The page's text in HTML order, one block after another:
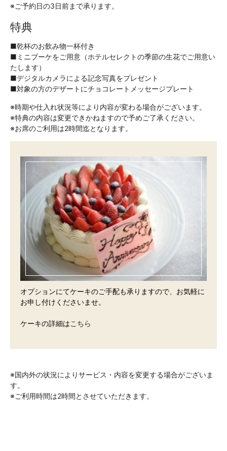
※ご予約日の3日前まで承ります。
特典
■乾杯のお飲み物一杯付き
■ミニブーケをご用意（ホテルセレクトの季節の生花でご用意い
たします）
■デジタルカメラによる記念写真をプレゼント
■対象の方のデザートにチョコレートメッセージプレート
※時期や仕入れ状況等により内容が変わる場合がございます。
※特典の内容は変更できかねますので予めご了承ください。
※お席のご利用は2時間迄となります。
オプションにてケーキのご手配も承りますので、お気軽に
お申し付けくださいませ。
ケーキの詳細はこちら
※国内外の状況によりサービス・内容を変更する場合がございま
す。
※ご利用時間は2時間とさせていただきます。